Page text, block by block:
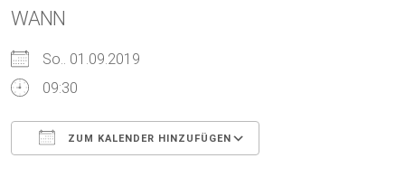
WANN
So.. 01.09.2019
09:30
ZUM KALENDER HINZUFÜGEN